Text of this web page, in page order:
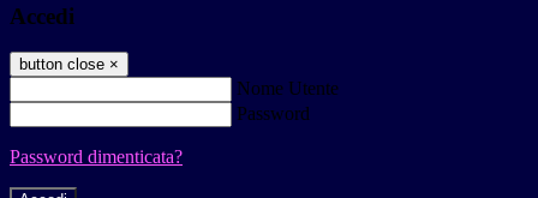
Accedi
button close ×
Nome Utente
Password
Password dimenticata?